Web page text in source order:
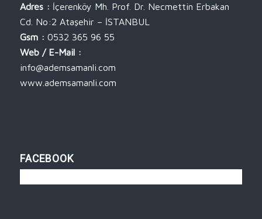
Adres : İçerenköy Mh. Prof. Dr. Necmettin Erbakan
Cd. No:2 Ataşehir – İSTANBUL
Gsm : 0532 365 96 55
Web / E-Mail :
info@ademsamanli.com
www.ademsamanli.com
FACEBOOK